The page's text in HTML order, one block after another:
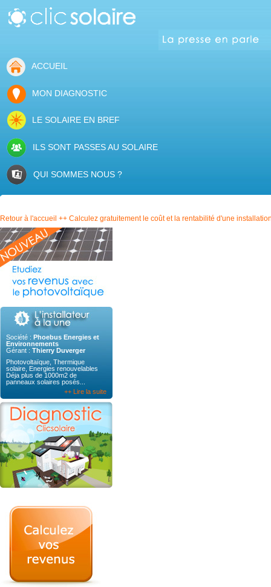
ACCUEIL
MON DIAGNOSTIC
LE SOLAIRE EN BREF
ILS SONT PASSES AU SOLAIRE
QUI SOMMES NOUS ?
Retour à l'accueil ++ Calculez gratuitement le coût et la rentabilité d'une
Société : Phoebus Energies et
Environnements
Gérant : Thierry Duverger
Photovoltaïque, Thermique
solaire, Energies renouvelables
Déja plus de 1000m2 de
panneaux solaires posés...
++ Lire la suite